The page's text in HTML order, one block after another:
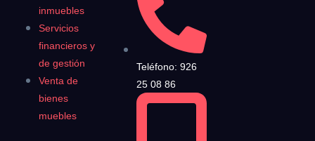
inmuebles
Servicios
financieros y
de gestión
Venta de
bienes
muebles
Teléfono: 926
25 08 86